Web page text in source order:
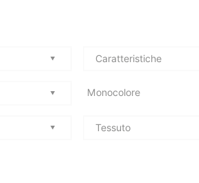
Caratteristiche
Monocolore
Tessuto